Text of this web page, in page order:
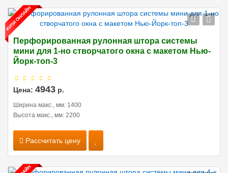
Перфорированная рулонная штора системы
мини для 1-но створчатого окна с макетом Нью-
Йорк-топ-3
Цена: 4943 р.
Ширина макс., мм: 1400
Высота макс., мм: 2200
Рассчитать цену